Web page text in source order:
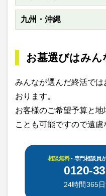
九州・沖縄
お墓選びはみ
みんなが選んだ終活で
おります。
お客様のご希望予算と
ことも可能ですので遠慮
相談無料- 専門相談員
0120-
24時間365